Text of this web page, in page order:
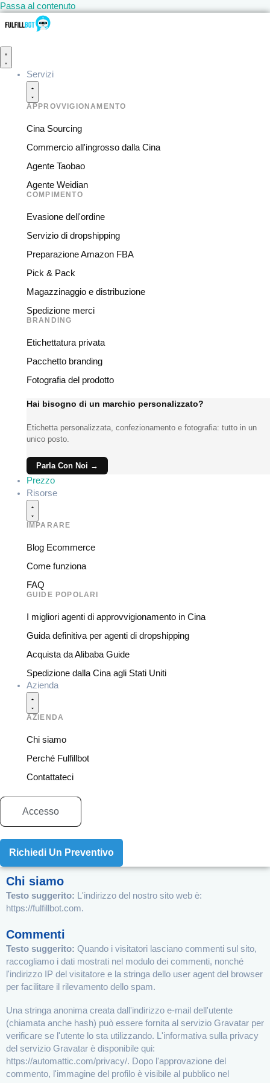
Passa al contenuto
Servizi
APPROVVIGIONAMENTO
Cina Sourcing
Commercio all'ingrosso dalla Cina
Agente Taobao
Agente Weidian
COMPIMENTO
Evasione dell'ordine
Servizio di dropshipping
Preparazione Amazon FBA
Pick & Pack
Magazzinaggio e distribuzione
Spedizione merci
BRANDING
Etichettatura privata
Pacchetto branding
Fotografia del prodotto
Hai bisogno di un marchio personalizzato?
Etichetta personalizzata, confezionamento e fotografia: tutto in un
unico posto.
Parla Con Noi →
Prezzo
Risorse
IMPARARE
Blog Ecommerce
Come funziona
FAQ
GUIDE POPOLARI
I migliori agenti di approvvigionamento in Cina
Guida definitiva per agenti di dropshipping
Acquista da Alibaba Guide
Spedizione dalla Cina agli Stati Uniti
Azienda
AZIENDA
Chi siamo
Perché Fulfillbot
Contattateci
Accesso
Richiedi Un Preventivo
Chi siamo
Testo suggerito:
L'indirizzo del nostro sito web è:
https://fulfillbot.com.
Commenti
Testo suggerito: Quando i visitatori lasciano commenti sul sito,
raccogliamo i dati mostrati nel modulo dei commenti, nonché
l'indirizzo IP del visitatore e la stringa dello user agent del browser
per facilitare il rilevamento dello spam.
Una stringa anonima creata dall'indirizzo e-mail dell'utente
(chiamata anche hash) può essere fornita al servizio Gravatar per
verificare se l'utente lo sta utilizzando. L'informativa sulla privacy
del servizio Gravatar è disponibile qui:
https://automattic.com/privacy/. Dopo l'approvazione del
commento, l'immagine del profilo è visibile al pubblico nel